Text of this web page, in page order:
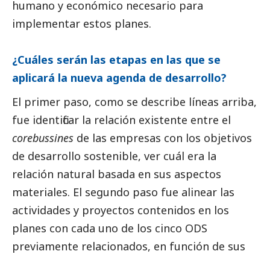
humano y económico necesario para
implementar estos planes.
¿Cuáles serán las etapas en las que se
aplicará la nueva agenda de desarrollo?
El primer paso, como se describe líneas arriba,
fue identificar la relación existente entre el
corebussines de las empresas con los objetivos
de desarrollo sostenible, ver cuál era la
relación natural basada en sus aspectos
materiales. El segundo paso fue alinear las
actividades y proyectos contenidos en los
planes con cada uno de los cinco ODS
previamente relacionados, en función de sus